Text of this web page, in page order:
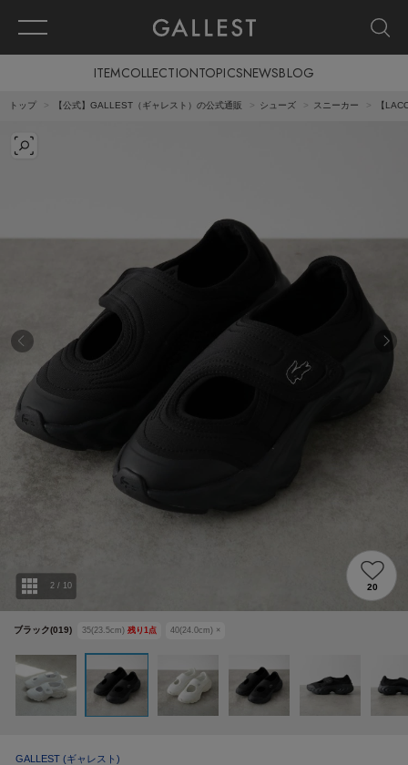
ITEMCOLLECTIONTOPICSNEWSBLOG
トップ 【公式】GALLEST（ギャレスト）の公式通販 シューズ スニーカー 【
ブラック(019) 35(23.5cm) 残り 1 点 40(24.0cm) ×
2 / 10 20
GALLEST (ギャレスト)